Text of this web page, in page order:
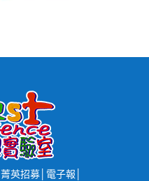
菁英招募│ 電子報